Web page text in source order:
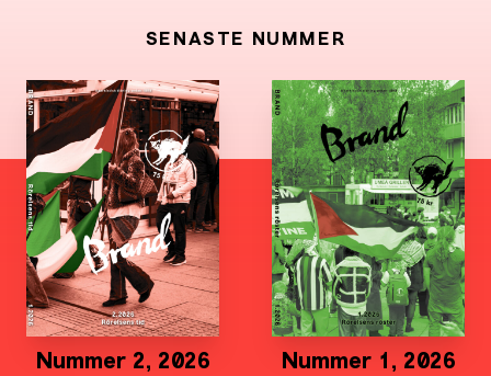
SENASTE NUMMER
Nummer 2, 2026
Nummer 1, 2026